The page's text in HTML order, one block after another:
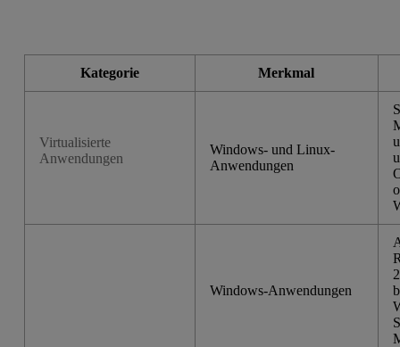
Kategorie Merkmal
Virtualisierte
Anwendungen
Windows- und Linux-
Anwendungen
Windows-Anwendungen